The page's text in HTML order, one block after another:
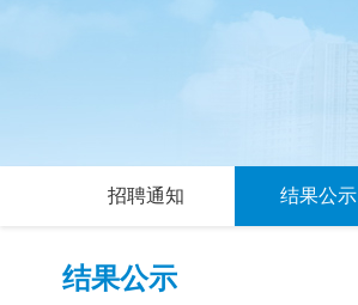
招聘通知 结果公示
结果公示